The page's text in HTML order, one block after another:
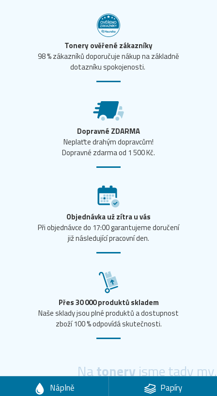
Tonery ověřené zákazníky
98 % zákazníků doporučuje nákup na základně
dotazníku spokojenosti.
Dopravné ZDARMA
Neplaťte drahým dopravcům!
Dopravné zdarma od 1 500 Kč.
Objednávka už zítra u vás
Při objednávce do 17:00 garantujeme doručení
již následující pracovní den.
Přes 30 000 produktů skladem
Naše sklady jsou plné produktů a dostupnost
zboží 100 % odpovídá skutečnosti.
Natoneryjsme tady my.
Náplně
Papíry